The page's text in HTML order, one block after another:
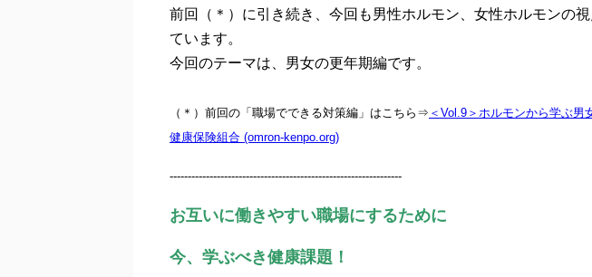
前回（＊）に引き続き、今回も男性ホルモン、女性ホルモンの
ています。
今回のテーマは、男女の更年期編です。
（＊）前回の「職場でできる対策編」はこちら⇒ ＜Vol.9＞ホルモンから学ぶ
健康保険組合 (omron-kenpo.org)
----------------------------------------------------------------
お互いに働きやすい職場にするために
今、学ぶべき健康課題！